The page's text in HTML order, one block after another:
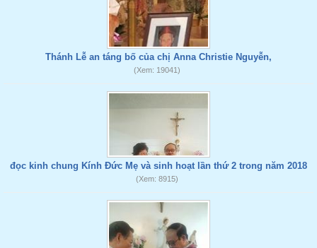
Thánh Lễ an táng bố của chị Anna Christie Nguyễn,
(Xem: 19041)
đọc kinh chung Kính Đức Mẹ và sinh hoạt lần thứ 2 trong năm 2018
(Xem: 8915)